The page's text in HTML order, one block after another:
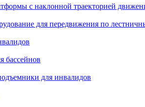
с наклонной траекторией
для передвижения по
бассейнов
для инвалидов